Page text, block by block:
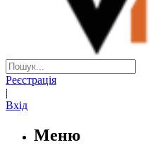
Реєстрація
|
Вхід
Меню